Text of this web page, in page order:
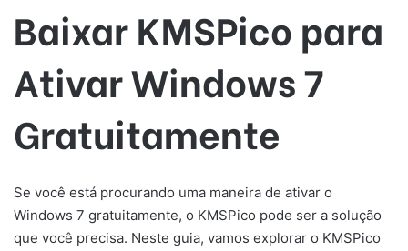
Baixar KMSPico para
Ativar Windows 7
Gratuitamente
Se você está procurando uma maneira de ativar o
Windows 7 gratuitamente, o KMSPico pode ser a solução
que você precisa. Neste guia, vamos explorar o KMSPico